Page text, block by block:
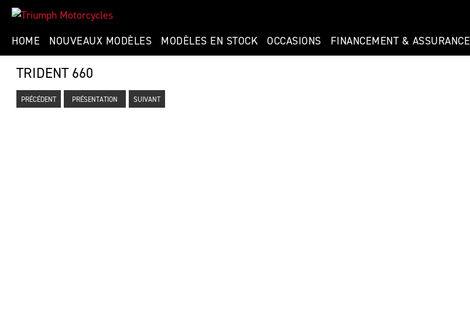
HOME NOUVEAUX MODÈLES MODÈLES EN STOCK OCCASIONS FINANCEMENT & ASSURANCE
TRIDENT 660
PRÉCÉDENT PRÉSENTATION SUIVANT